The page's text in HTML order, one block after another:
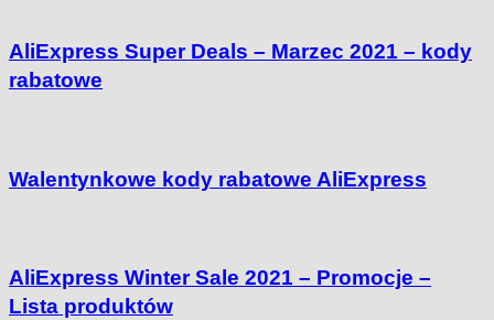
AliExpress Super Deals – Marzec 2021 – kody
rabatowe
Walentynkowe kody rabatowe AliExpress
AliExpress Winter Sale 2021 – Promocje –
Lista produktów